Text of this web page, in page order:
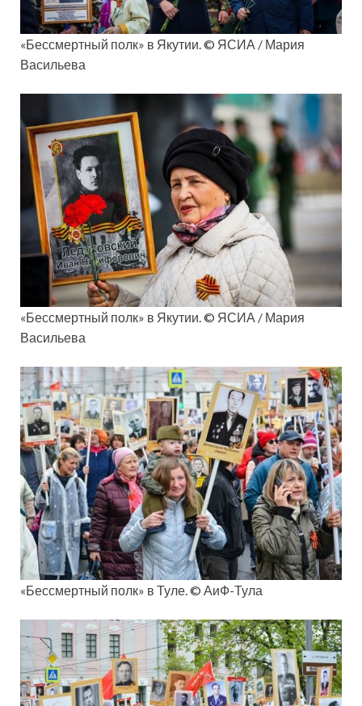
«Бессмертный полк» в Якутии. © ЯСИА / Мария
Васильева
«Бессмертный полк» в Якутии. © ЯСИА / Мария
Васильева
«Бессмертный полк» в Туле. © АиФ-Тула